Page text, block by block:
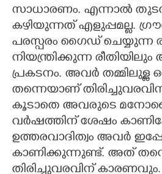
സാധാരണം. എന്നാൽ
കഴിയുന്നത് എളുപ്പമല്ല.
പരസ്പരം ഗൈഡ് ചെയ്യുന്ന
നിയന്ത്രിക്കുന്ന രീതിയിലും
പ്രകടനം. അവർ തമ്മിലുള്ള
തന്നെയാണ്
കൂടാതെ അവരുടെ
വർഷത്തിന് ശേഷം
ഉത്തരവാദിത്വം അവർ
കാണിക്കുന്നുണ്ട്. അത്
തിരിച്ചുവരവിന് കാരണവും.